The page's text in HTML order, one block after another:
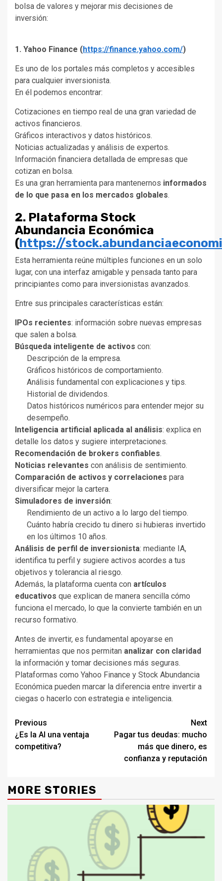
bolsa de valores y mejorar mis decisiones de
inversión:
1. Yahoo Finance (https://finance.yahoo.com/)
Es uno de los portales más completos y accesibles
para cualquier inversionista.
En él podemos encontrar:
Cotizaciones en tiempo real de una gran variedad de
activos financieros.
Gráficos interactivos y datos históricos.
Noticias actualizadas y análisis de expertos.
Información financiera detallada de empresas que
cotizan en bolsa.
Es una gran herramienta para mantenernos informados
de lo que pasa en los mercados globales.
2. Plataforma Stock
Abundancia Económica
(https://
Esta herramienta reúne múltiples funciones en un solo
lugar, con una interfaz amigable y pensada tanto para
principiantes como para inversionistas avanzados.
Entre sus principales características están:
IPOs recientes: información sobre nuevas empresas
que salen a bolsa.
Búsqueda inteligente de activos con:
Descripción de la empresa.
Gráficos históricos de comportamiento.
Análisis fundamental con explicaciones y tips.
Historial de dividendos.
Datos históricos numéricos para entender mejor su
desempeño.
Inteligencia artificial aplicada al análisis: explica en
detalle los datos y sugiere interpretaciones.
Recomendación de brokers confiables.
Noticias relevantes con análisis de sentimiento.
Comparación de activos y correlaciones para
diversificar mejor la cartera.
Simuladores de inversión:
Rendimiento de un activo a lo largo del tiempo.
Cuánto habría crecido tu dinero si hubieras invertido
en los últimos 10 años.
Análisis de perfil de inversionista: mediante IA,
identifica tu perfil y sugiere activos acordes a tus
objetivos y tolerancia al riesgo.
Además, la plataforma cuenta con artículos
educativos que explican de manera sencilla cómo
funciona el mercado, lo que la convierte también en un
recurso formativo.
Antes de invertir, es fundamental apoyarse en
herramientas que nos permitan analizar con claridad
la información y tomar decisiones más seguras.
Plataformas como Yahoo Finance y Stock Abundancia
Económica pueden marcar la diferencia entre invertir a
ciegas o hacerlo con estrategia e inteligencia.
Continue
Reading
Previous
¿Es la AI una ventaja
competitiva?
Next
Pagar tus deudas: mucho
más que dinero, es
confianza y reputación
MORE STORIES